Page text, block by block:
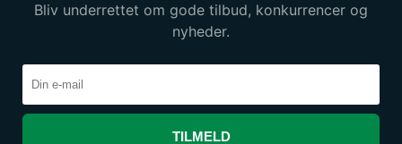
Bliv underrettet om gode tilbud, konkurrencer og
nyheder.
TILMELD